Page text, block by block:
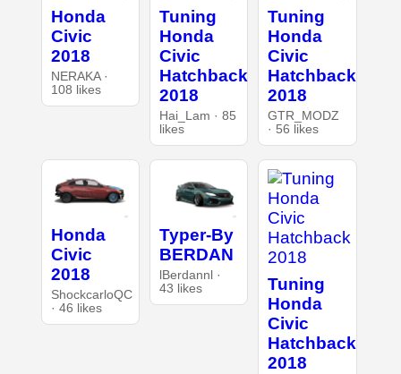
Honda
Civic
2018
NERAKA ·
108 likes
Tuning
Honda
Civic
Hatchback
2018
Hai_Lam · 85
likes
Tuning
Honda
Civic
Hatchback
2018
GTR_MODZ
· 56 likes
Honda
Civic
2018
ShockcarloQC
· 46 likes
Typer-By
BERDAN
lBerdannl ·
43 likes
Tuning
Honda
Civic
Hatchback
2018